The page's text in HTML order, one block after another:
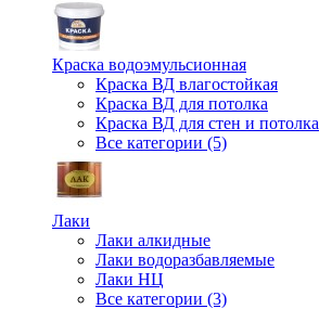
Краска водоэмульсионная
Краска ВД влагостойкая
Краска ВД для потолка
Краска ВД для стен и потолка
Все категории (5)
Лаки
Лаки алкидные
Лаки водоразбавляемые
Лаки НЦ
Все категории (3)